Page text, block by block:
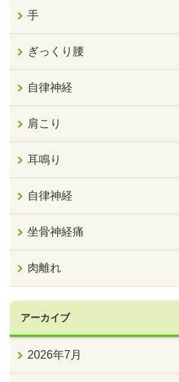
手
ぎっくり腰
自律神経
肩こり
耳鳴り
自律神経
坐骨神経痛
肉離れ
アーカイブ
2026年7月